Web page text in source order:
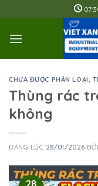
to
content
CHƯA ĐƯỢC PHÂN LOẠI,
Thùng rác
không
ĐĂNG LÚC 28/01/2026 BỞI